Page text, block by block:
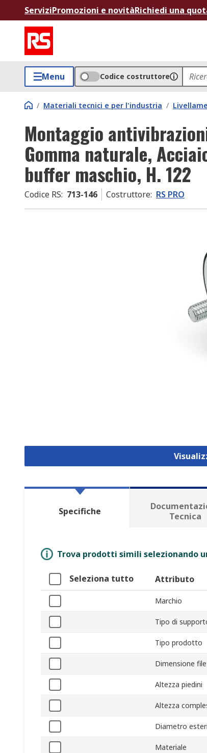
ServiziPromozioni e novitàRichiedi una
Menu Codice costruttore
/ Materiali tecnici e per l'industria /
Montaggio
Gomma naturale,
buffer maschio, H. 122
Codice RS: 713-146 Costruttore: RS PRO
Specifiche
Tecnica
Trova prodotti simili selezionando
Seleziona tutto Attributo
Marchio
Tipo di
Tipo prodotto
Dimensione
Altezza piedini
Altezza
Diametro
Materiale